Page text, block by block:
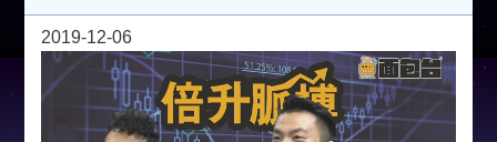
d
e
2019-12-06